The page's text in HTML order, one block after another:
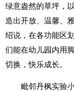
绿意盎然的草坪，
造出开放、温馨、
绍说，在各功能区
们能在幼儿园内用
切换，快乐成长
毗邻丹枫实验